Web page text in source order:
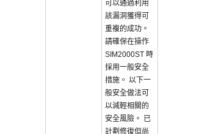
可以通過利用
該漏洞獲得可
重複的成功。
請確保在操作
SIM2000ST 時
採用一般安全
措施。 以下一
般安全做法可
以減輕相關的
安全風險。 已
計劃修復但尚